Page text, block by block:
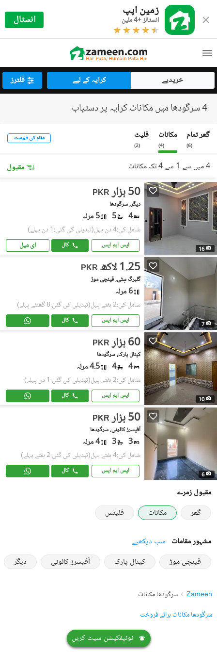
زمین اپپ
انسٹالز +4 ملین انسٹال
خریدیے کرایہ کے لیے فلٹرز
4 سرگودھا میں مکانات کرایہ پر دستیاب
گھر تمام
(
6
)
مکانات
(
4
)
فلیٹ
(
2
)
مقام کی فہرست
4 میں سے 1 سے 4 تک مکانات مقبول
16
PKR 50 ہزار
دیگر, سرگودھا
4
5 5 مرلہ
شامل کی:4 دن پہل (تبدیلی کی گئی:1 دن پہلے)
ایس ایم ایس کال ای میل
7
PKR 1.25 لاکھ
گُلبرگ سِٹی, قینچی موڑ
6 مرلہ
شامل کی:2 ہفتے پہل (تبدیلی کی گئی:8 گھنٹے پہلے)
ایس ایم ایس کال
10
PKR 60 ہزار
کینال پارک, سرگودھا
4
4 4.5 مرلہ
شامل کی:2 ہفتے پہل (تبدیلی کی گئی:1 دن پہلے)
ایس ایم ایس کال
6
PKR 50 ہزار
آفیسرز کالونی, سرگودھا
3
3 4 مرلہ
شامل کی:4 ہفتے پہل (تبدیلی کی گئی:2 ہفتے پہلے)
ایس ایم ایس کال
مقبول زمرے
گھر
مکانات فلیٹس
مشہور مقامات سب دیکھیے
قینچی موڑ
کینال پارک آفیسرز کالونی دیگر
Zameen
سرگودھا مکانات
سرگودھا مکانات برائے فروخت
نوٹیفکیشن سیٹ کریں